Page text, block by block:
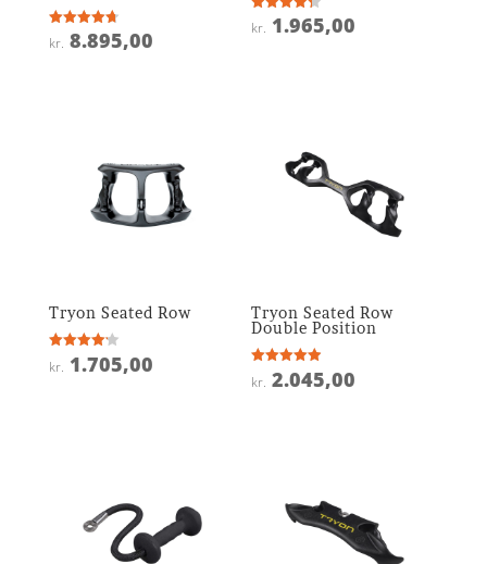
Vurderet
4.7
kr. 8.895,00
Vurderet
4.3
kr. 1.965,00
Tryon Seated Row
Vurderet
4.2
kr. 1.705,00
Tryon Seated Row
Double Position
Vurderet
4.9
kr. 2.045,00